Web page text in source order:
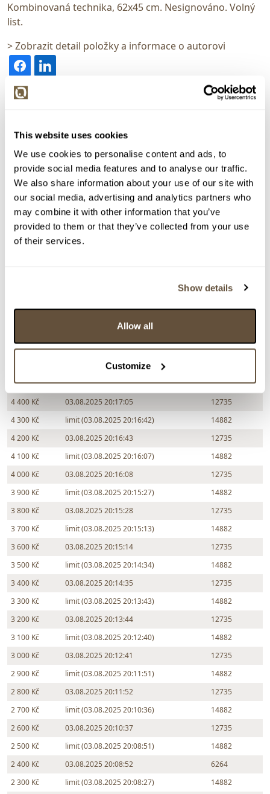
This website uses cookies
We use cookies to personalise content and ads, to
provide social media features and to analyse our traffic.
We also share information about your use of our site with
our social media, advertising and analytics partners who
may combine it with other information that you’ve
provided to them or that they’ve collected from your use
of their services.
Show details
Allow all
Customize
Kombinovaná technika, 62x45 cm. Nesignováno. Volný
list.
> Zobrazit detail položky a informace o autorovi
Vladimír Míčko?
143186. Z ateliéru
Dražba ukončena:
03.08.2025 20:20:05
Vyvolávací cena:
vydraženo za:
4 500 Kč
> Zobrazit informaci jak prodat obraz v aukci
4 500 Kč
limit (03.08.2025 20:17:04)
14882
4 400 Kč
03.08.2025 20:17:05
12735
4 300 Kč
limit (03.08.2025 20:16:42)
14882
4 200 Kč
03.08.2025 20:16:43
12735
4 100 Kč
limit (03.08.2025 20:16:07)
14882
4 000 Kč
03.08.2025 20:16:08
12735
3 900 Kč
limit (03.08.2025 20:15:27)
14882
3 800 Kč
03.08.2025 20:15:28
12735
3 700 Kč
limit (03.08.2025 20:15:13)
14882
3 600 Kč
03.08.2025 20:15:14
12735
3 500 Kč
limit (03.08.2025 20:14:34)
14882
3 400 Kč
03.08.2025 20:14:35
12735
3 300 Kč
limit (03.08.2025 20:13:43)
14882
3 200 Kč
03.08.2025 20:13:44
12735
3 100 Kč
limit (03.08.2025 20:12:40)
14882
3 000 Kč
03.08.2025 20:12:41
12735
2 900 Kč
limit (03.08.2025 20:11:51)
14882
2 800 Kč
03.08.2025 20:11:52
12735
2 700 Kč
limit (03.08.2025 20:10:36)
14882
2 600 Kč
03.08.2025 20:10:37
12735
2 500 Kč
limit (03.08.2025 20:08:51)
14882
2 400 Kč
03.08.2025 20:08:52
6264
2 300 Kč
limit (03.08.2025 20:08:27) 14882